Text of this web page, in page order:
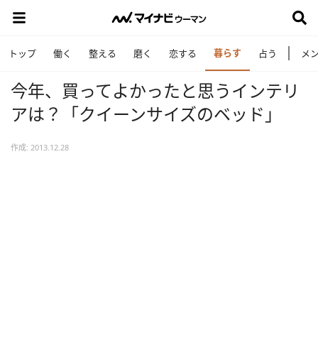
トップ 働く 整える 磨く 恋する 暮らす 占う メ
今年、買ってよかったと思うインテリ
アは？「クイーンサイズのベッド」
作成: 2013.12.28